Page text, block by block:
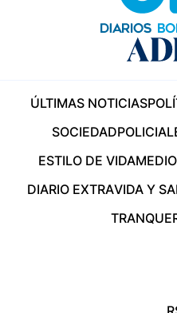
ÚLTIMAS NOTICIAS
SOCIEDAD
ESTILO DE VIDA
DIARIO EXTRAVIDA Y